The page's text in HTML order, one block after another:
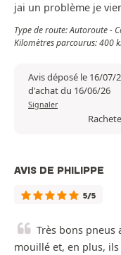
jai un problème je
Type de route: Autoroute -
Kilomètres parcourus: 400
Avis déposé le 16/07/
d'achat du 16/06/26
Signaler
AVIS DE PHILIPPE
5/5
Très bons pneus
mouillé et, en plus,